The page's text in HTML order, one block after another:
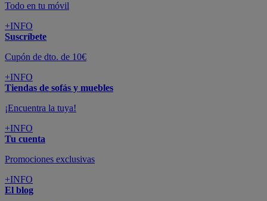
Todo en tu móvil
+INFO
Suscríbete
Cupón de dto. de 10€
+INFO
Tiendas de sofás y muebles
¡Encuentra la tuya!
+INFO
Tu cuenta
Promociones exclusivas
+INFO
El blog